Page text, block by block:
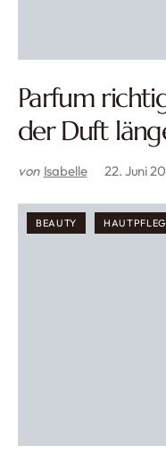
Parfum
der Duft
von Isabelle 22. Juni
BEAUTY